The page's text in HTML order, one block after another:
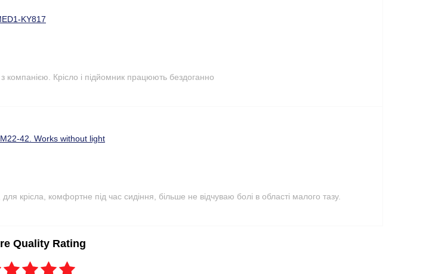
KY817
компанією. Крісло і підйомник працюють бездоганно
42. Works without light
крісла, комфортне під час сидіння, більше не відчуваю болі в області малого тазу.
Quality Rating